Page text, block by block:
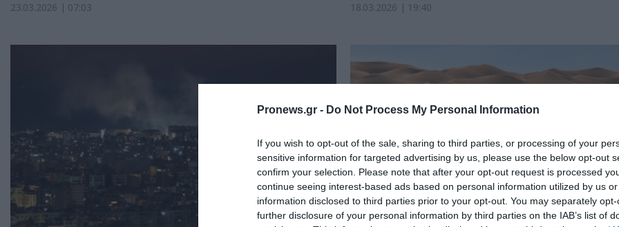
Pronews.gr - Do Not Process My Personal Information
If you wish to opt-out of the sale, sharing to third parties, or processing of your
sensitive information for targeted advertising by us, please use the below opt-out
confirm your selection. Please note that after your opt-out request is processed
continue seeing interest-based ads based on personal information utilized by us
information disclosed to third parties prior to your opt-out. You may separately
further disclosure of your personal information by third parties on the IAB’s list of
23.03.2026 | 07:03 18.03.2026 | 19:40